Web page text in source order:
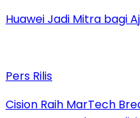
Huawei Jadi Mitra bagi
Pers Rilis
Cision Raih MarTech